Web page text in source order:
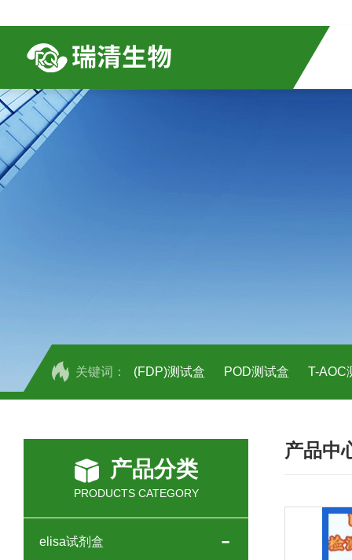
关键词： (FDP)测试盒 POD测试盒 T-AOC
人全式钴氨素2(HTSB2)elisa试剂盒现
人鞘脂(SPH)elisa试剂盒现货速发
人抗卵巢抗体(Anti-OV Ab)elisa试剂盒
产品分类
PRODUCTS CATEGORY
elisa试剂盒
产品中